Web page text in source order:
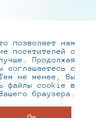
250-0-260
2Б строение 1
позволяет нам
посетителей с
Продолжая
соглашаетесь с
не менее, Вы
файлы cookie в
браузера.